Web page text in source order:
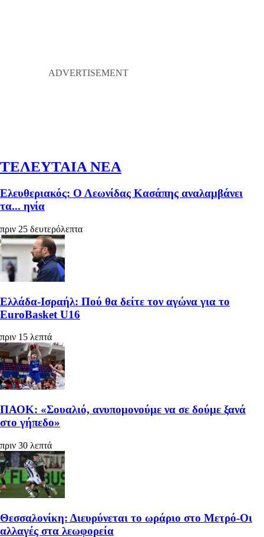
ΤΕΛΕΥΤΑΙΑ ΝΕΑ
Ελευθεριακός: Ο Λεωνίδας Κασάπης αναλαμβάνει
τα... ηνία
πριν 25 δευτερόλεπτα
Ελλάδα-Ισραήλ: Πού θα δείτε τον αγώνα για το
EuroBasket U16
πριν 15 λεπτά
ΠΑΟΚ: «Σουαλιό, ανυπομονούμε να σε δούμε ξανά
στο γήπεδο»
πριν 30 λεπτά
Θεσσαλονίκη: Διευρύνεται το ωράριο στο Μετρό-Οι
αλλαγές στα λεωφορεία